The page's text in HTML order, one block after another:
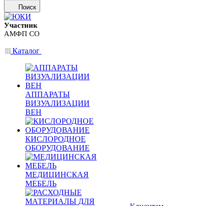
Поиск
Участник
АМФП СО
Каталог
АППАРАТЫ
ВИЗУАЛИЗАЦИИ
ВЕН
КИСЛОРОДНОЕ
ОБОРУДОВАНИЕ
МЕДИЦИНСКАЯ
МЕБЕЛЬ